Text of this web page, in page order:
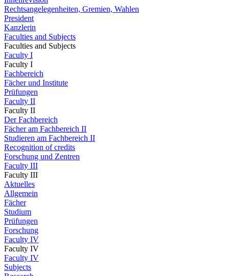
Rechtsangelegenheiten, Gremien, Wahlen
President
Kanzlerin
Faculties and Subjects
Faculties and Subjects
Faculty I
Faculty I
Fachbereich
Fächer und Institute
Prüfungen
Faculty II
Faculty II
Der Fachbereich
Fächer am Fachbereich II
Studieren am Fachbereich II
Recognition of credits
Forschung und Zentren
Faculty III
Faculty III
Aktuelles
Allgemein
Fächer
Studium
Prüfungen
Forschung
Faculty IV
Faculty IV
Faculty IV
Subjects